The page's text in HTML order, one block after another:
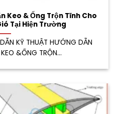
Keo & Ống Trộn Tĩnh Cho
Tại Hiện Trường
KỸ THUẬT HƯỚNG DẪN
&ỐNG TRỘN...